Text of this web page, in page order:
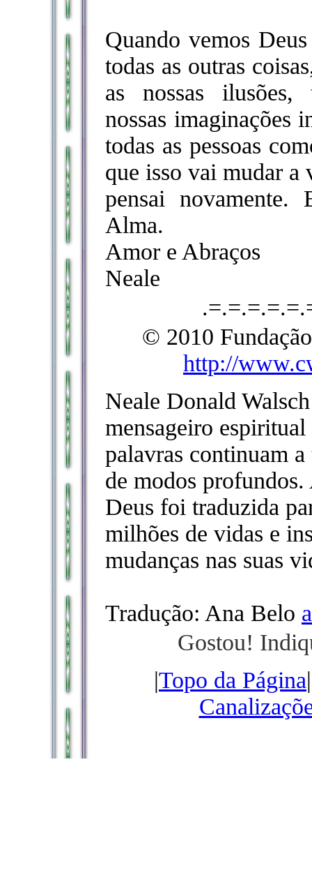
Quando vemos
todas as outras
as nossas ilusões,
nossas imaginações
todas as pessoas
que isso vai mudar a
pensai
Alma.
Amor e Abraços
Neale
© 2010
http://
Neale Donald
mensageiro
palavras continuam
de modos
Deus foi traduzida
milhões de vidas e
mudanças nas suas
Tradução: Ana Belo
Gostou!
|Topo da Página